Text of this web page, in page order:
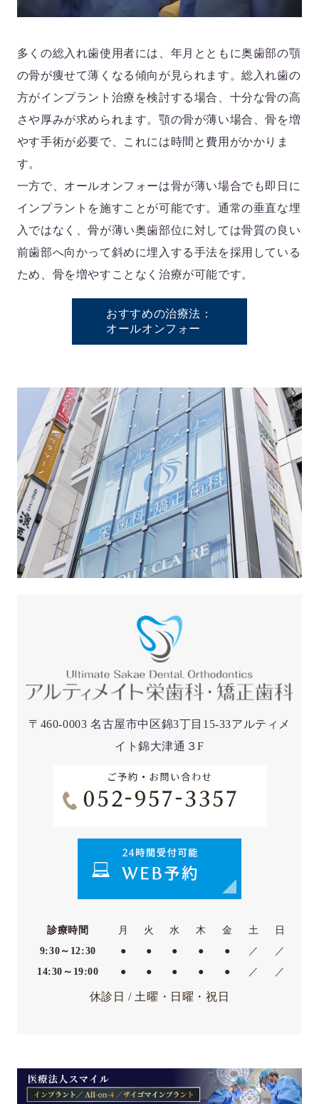
多くの総入れ歯使用者には、年月とともに奥歯部の顎
の骨が痩せて薄くなる傾向が見られます。総入れ歯の
方がインプラント治療を検討する場合、十分な骨の高
さや厚みが求められます。顎の骨が薄い場合、骨を増
やす手術が必要で、これには時間と費用がかかりま
す。
一方で、オールオンフォーは骨が薄い場合でも即日に
インプラントを施すことが可能です。通常の垂直な埋
入ではなく、骨が薄い奥歯部位に対しては骨質の良い
前歯部へ向かって斜めに埋入する手法を採用している
ため、骨を増やすことなく治療が可能です。
おすすめの治療法：
オールオンフォー
〒460-0003 名古屋市中区錦3丁目15-33アルティメ
イト錦大津通３F
診療時間 月 火 水 木 金 土
日
9:30～12:30
● ● ● ● ● ／
／
14:30～19:00
● ● ● ● ● ／ ／
休診日 / 土曜・日曜・祝日